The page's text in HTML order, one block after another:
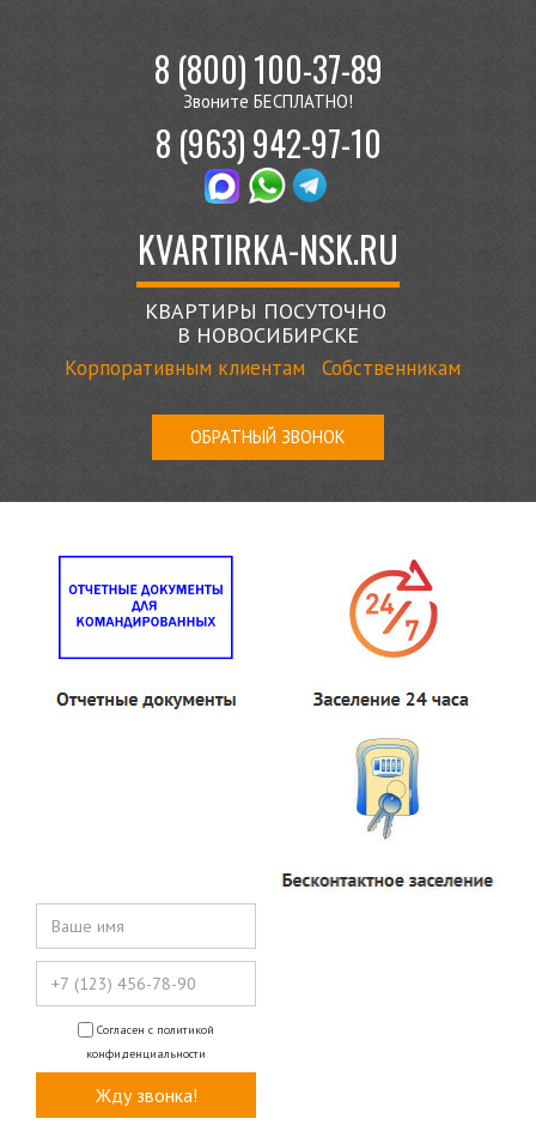
8 (800) 100-37-89
Звоните БЕСПЛАТНО!
8 (963) 942-97-10
KVARTIRKA-NSK.RU
КВАРТИРЫ ПОСУТОЧНО
В НОВОСИБИРСКЕ
Корпоративным клиентам Собственникам
ОБРАТНЫЙ ЗВОНОК
Согласен с политикой
конфиденциальности